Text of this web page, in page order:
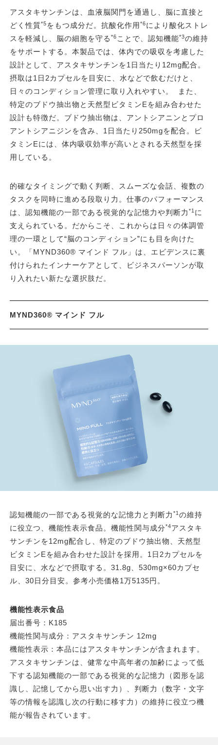
アスタキサンチンは、血液脳関門を通過し、脳に直接と
どく性質*5 をもつ成分だ。抗酸化作用 *6により酸化ストレ
スを軽減し、脳の細胞を守る *6 ことで、認知機能*3の維持
をサポートする。本製品では、体内での吸収を考慮した
設計として、アスタキサンチンを1日当たり12mg配合。
摂取は1日2カプセルを目安に、水などで飲むだけと、
日々のコンディション管理に取り入れやすい。 また、
特定のブドウ抽出物と天然型ビタミンEを組み合わせた
設計も特徴だ。ブドウ抽出物は、アントシアニンとプロ
アントシアニジンを含み、1日当たり250mgを配合。ビ
タミンEには、体内吸収効率が高いとされる天然型を採
用している。
的確なタイミングで動く判断、スムーズな会話、複数の
タスクを同時に進める段取り力。仕事のパフォーマンス
は、認知機能の一部である視覚的な記憶力や判断力 *1 に
支えられている。だからこそ、これからは日々の体調管
理の一環として“脳のコンディション”にも目を向けた
い。「MYND360® マインド フル」は、エビデンスに裏
付けられたインナーケアとして、ビジネスパーソンが取
り入れたい新たな選択肢だ。
MYND360® マインド フル
認知機能の一部である視覚的な記憶力と判断力 *1 の維持
に役立つ、機能性表示食品。機能性関与成分*4アスタキ
サンチンを12mg配合し、特定のブドウ抽出物、天然型
ビタミンEを組み合わせた設計を採用。1日2カプセルを
目安に、水などで摂取する。31.8g、530mg×60カプセ
ル、30日分目安。参考小売価格1万5135円。
機能性表示食品
届出番号：K185
機能性関与成分：アスタキサンチン 12mg
機能性表示：本品にはアスタキサンチンが含まれます。
アスタキサンチンは、健常な中高年者の加齢によって低
下する認知機能の一部である視覚的な記憶力（図形を認
識し、記憶してから思い出す力）、判断力（数字・文字
等の情報を認識し次の行動に移す力）の維持に役立つ機
能が報告されています。